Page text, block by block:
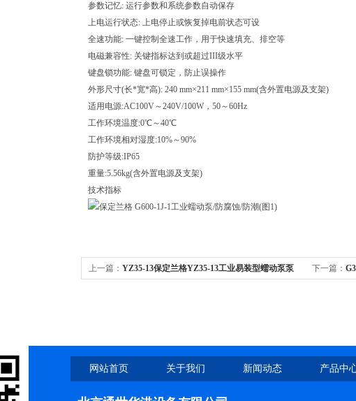
参数记忆: 运行参数和系统参数自动保存
上电运行状态: 上电停止或恢复掉电前状态可设
全速功能: 一键控制全速工作，用于快速填充、排空等
电磁兼容性: 关键指标达到或超过III级水平
键盘锁功能: 键盘可锁定，防止误操作
外形尺寸(长*宽*高): 240 mm×211 mm×155 mm(含外置电源及支架)
适用电源:AC100V～240V/100W，50～60Hz
工作环境温度:0℃～40℃
工作环境相对湿度:10%～90%
防护等级:IP65
重量:5.56kg(含外置电源及支架)
技术指标
上一篇： YZ35-13保定兰格YZ35-13工业易装型蠕动泵泵 下一篇：
网站首页 关于我们 新闻动态 产品中